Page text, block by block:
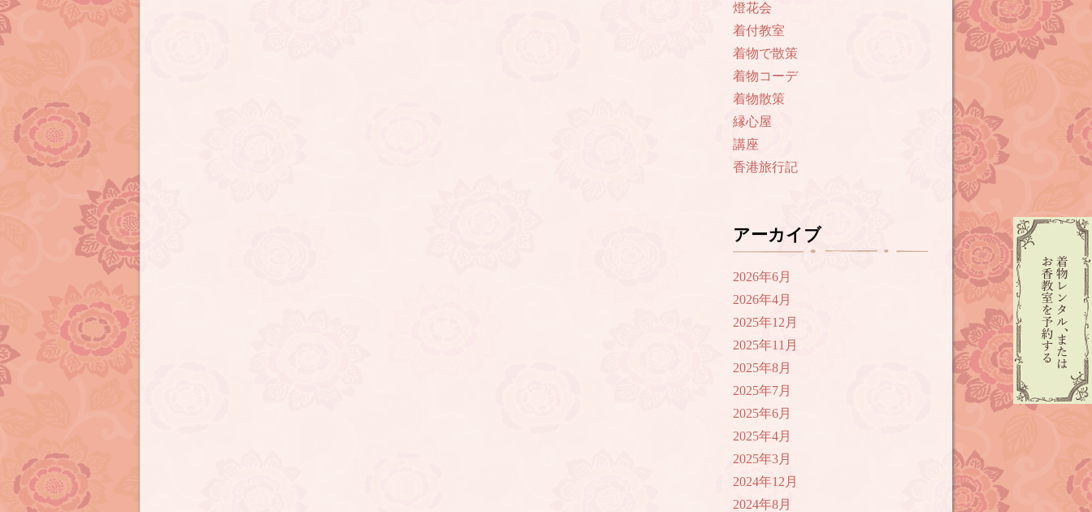
燈花会
着付教室
着物で散策
着物コーデ
着物散策
縁心屋
講座
香港旅行記
アーカイブ
2026年6月
2026年4月
2025年12月
2025年11月
2025年8月
2025年7月
2025年6月
2025年4月
2025年3月
2024年12月
2024年8月